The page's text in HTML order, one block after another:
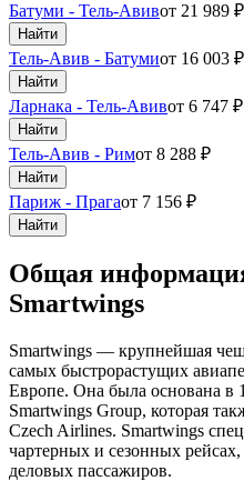
Батуми - Тель-Авивот 21 989 ₽
Найти
Тель-Авив - Батумиот 16 003 ₽
Найти
Ларнака - Тель-Авивот 6 747 ₽
Найти
Тель-Авив - Римот 8 288 ₽
Найти
Париж - Прагаот 7 156 ₽
Найти
Общая
Smartwings
Smartwings — крупнейшая
самых быстрорастущих
Европе. Она была основана в
Smartwings Group, которая
Czech Airlines. Smartwings
чартерных и сезонных
деловых пассажиров.